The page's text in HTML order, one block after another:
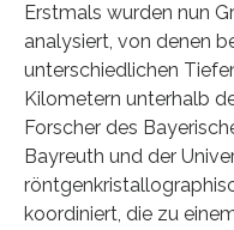
Erstmals wurden nun
analysiert, von denen
unterschiedlichen
Kilometern unterhalb
Forscher des
Bayreuth und der
koordiniert, die zu